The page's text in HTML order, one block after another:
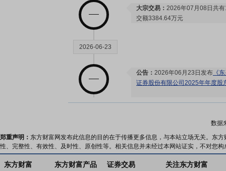
大宗交易： 2026年07月08日共
交额3384.64万元
2026-06-23
公告： 2026年06月23日发布 《
证券股份有限公司2025年年度股
股东大会： 于2026-06-22召开
机构调研：2026年06月22日披
数据
郑重声明： 东方财富网发布此信息的目的在于传播更多信息，与本站立场无关。东
性、完整性、有效性、及时性、原创性等。相关信息并未经过本网站证实，不对您
东方财富 东方财富产品 证券交易 关注东方财富